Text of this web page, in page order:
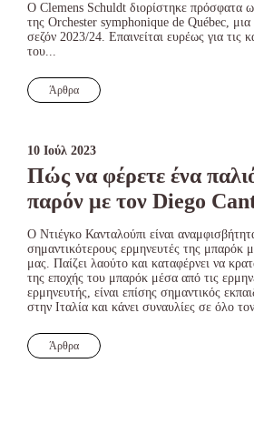
Ο Clemens Schuldt διορίστηκε πρόσφατα
της Orchester symphonique de Québec,
σεζόν 2023/24. Επαινείται ευρέως για τις
του...
Άρθρα
10 Ιούλ 2023
Πώς να φέρετε ένα
παρόν με τον Diego
Ο Ντιέγκο Κανταλούπι είναι
σημαντικότερους ερμηνευτές της μπαρόκ
μας. Παίζει λαούτο και καταφέρνει να
της εποχής του μπαρόκ μέσα από τις
ερμηνευτής, είναι επίσης σημαντικός
στην Ιταλία και κάνει συναυλίες σε όλο
Άρθρα